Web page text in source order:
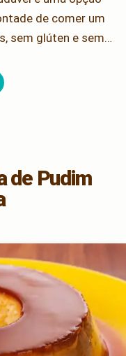
de comer um
sem glúten e sem…
de Pudim